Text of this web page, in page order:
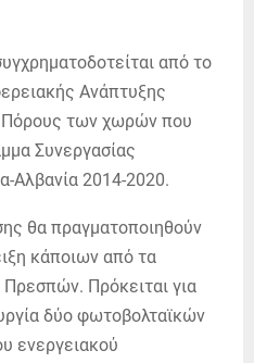
από το
Ανάπτυξης
Πόρους των χωρών που
Συνεργασίας
Αλβανία 2014-2020.
θα πραγματοποιηθούν
κάποιων από τα
Πρόκειται για
δύο φωτοβολταϊκών
ενεργειακού